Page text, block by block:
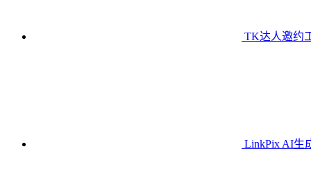
TK达人邀约
LinkPix AI生